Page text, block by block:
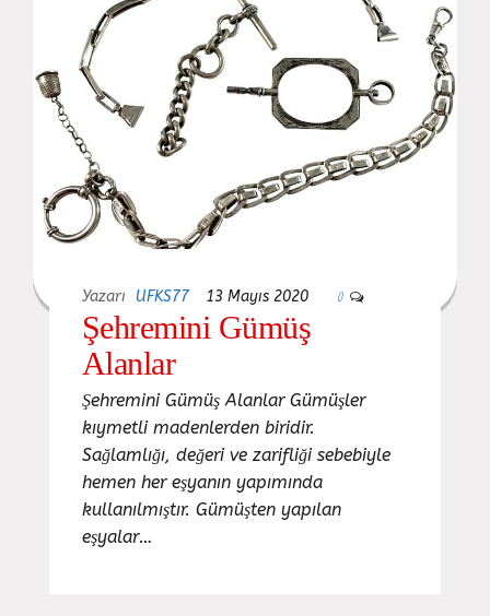
Yazarı UFKS77 13 Mayıs 2020 0
Şehremini Gümüş
Alanlar
Şehremini Gümüş Alanlar Gümüşler
kıymetli madenlerden biridir.
Sağlamlığı, değeri ve zarifliği sebebiyle
hemen her eşyanın yapımında
kullanılmıştır. Gümüşten yapılan
eşyalar…